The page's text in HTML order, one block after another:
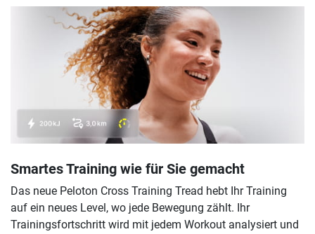
Smartes Training wie für Sie gemacht
Das neue Peloton Cross Training Tread hebt Ihr Training
auf ein neues Level, wo jede Bewegung zählt. Ihr
Trainingsfortschritt wird mit jedem Workout analysiert und